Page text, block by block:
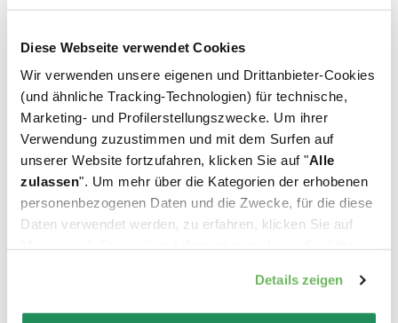
Diese Webseite verwendet Cookies
Wir verwenden unsere eigenen und Drittanbieter-Cookies
(und ähnliche Tracking-Technologien) für technische,
Marketing- und Profilerstellungszwecke. Um ihrer
Verwendung zuzustimmen und mit dem Surfen auf
unserer Website fortzufahren, klicken Sie auf "Alle
zulassen". Um mehr über die Kategorien der erhobenen
personenbezogenen Daten und die Zwecke, für die diese
Daten verwendet werden, zu erfahren, klicken Sie auf
Details zeigen
TREATS • Treats Sterilized
Ergänzungsfuttermittel für ausgewachsene kastrierte
oder sterilisierte Katzen
Creamy Snack
aus dem praktischen Single-Dose-Stick. Sie enthalten